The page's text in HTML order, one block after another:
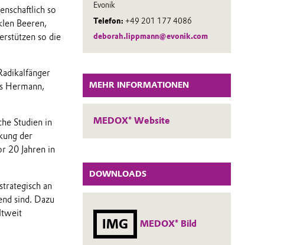
Evonik
Telefon: +49 201 177 4086
deborah.lippmann@evonik.com
MEHR INFORMATIONEN
MEDOX® Website
DOWNLOADS
IMG MEDOX® Bild
so
Beeren,
so die
Hermann,
Studien in
der
20 Jahren in
an
sind. Dazu